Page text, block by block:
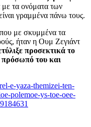
τα ονόματα των
γραμμένα πάνω τους.
με σκυμμένα τα
ήταν η Ουμ Ζεγιάντ
προσεκτικά το
πρόσωπό του και
e-yaza-themizei-ten-
polemoe-ys-toe-oee-